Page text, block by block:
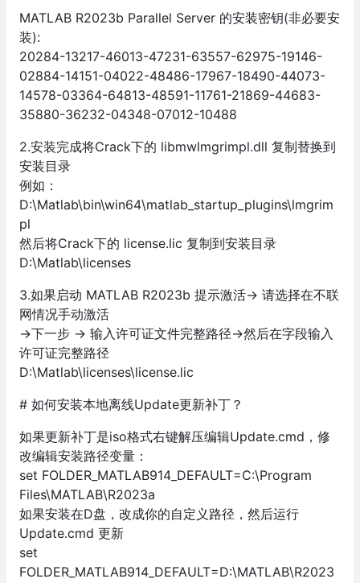
MATLAB R2023b Parallel Server 的安装密钥(非必要安
装):
20284-13217-46013-47231-63557-62975-19146-
02884-14151-04022-48486-17967-18490-44073-
14578-03364-64813-48591-11761-21869-44683-
35880-36232-04348-07012-10488
2.安装完成将Crack下的 libmwlmgrimpl.dll 复制替换到
安装目录
例如：
D:\Matlab\bin\win64\matlab_startup_plugins\lmgrim
pl
然后将Crack下的 license.lic 复制到安装目录
D:\Matlab\licenses
3.如果启动 MATLAB R2023b 提示激活-> 请选择在不联
网情况手动激活
->下一步 -> 输入许可证文件完整路径->然后在字段输入
许可证完整路径
D:\Matlab\licenses\license.lic
# 如何安装本地离线Update更新补丁？
如果更新补丁是iso格式右键解压编辑Update.cmd，修
改编辑安装路径变量：
set FOLDER_MATLAB914_DEFAULT=C:\Program
Files\MATLAB\R2023a
如果安装在D盘，改成你的自定义路径，然后运行
Update.cmd 更新
set
FOLDER_MATLAB914_DEFAULT=D:\MATLAB\R2023